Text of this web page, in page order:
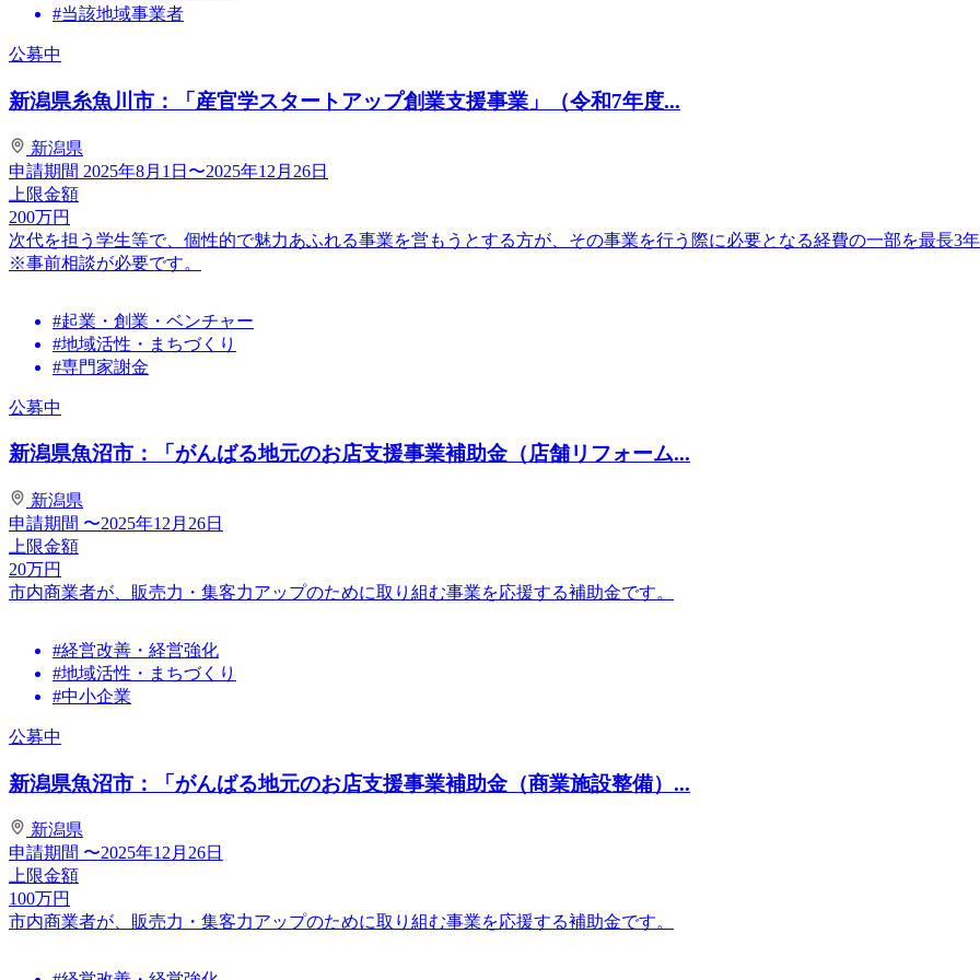
#当該地域事業者
公募中
新潟県糸魚川市：「産官学スタートアップ創業支援事業」（令和7年度...
新潟県
申請期間 2025年8月1日〜2025年12月26日
上限金額
200万円
次代を担う学生等で、個性的で魅力あふれる事業を営もうとする方が、その事業を行う際に必要となる経費の一部を最長3年
※事前相談が必要です。
#起業・創業・ベンチャー
#地域活性・まちづくり
#専門家謝金
公募中
新潟県魚沼市：「がんばる地元のお店支援事業補助金（店舗リフォーム...
新潟県
申請期間 〜2025年12月26日
上限金額
20万円
市内商業者が、販売力・集客力アップのために取り組む事業を応援する補助金です。
#経営改善・経営強化
#地域活性・まちづくり
#中小企業
公募中
新潟県魚沼市：「がんばる地元のお店支援事業補助金（商業施設整備）...
新潟県
申請期間 〜2025年12月26日
上限金額
100万円
市内商業者が、販売力・集客力アップのために取り組む事業を応援する補助金です。